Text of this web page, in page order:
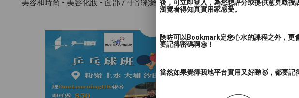
美容和時尚 - 美容化妝 - 面部 / 手部彩繪 後，可立即登入，為您想評分或提供意見嘅授
瀏覽者得知真實用家感受。
除咗可以Bookmark定您心水的課程之外，更
要記得密碼啊㊙️！
當然如果覺得我地平台實用又好睇🥇，都要記